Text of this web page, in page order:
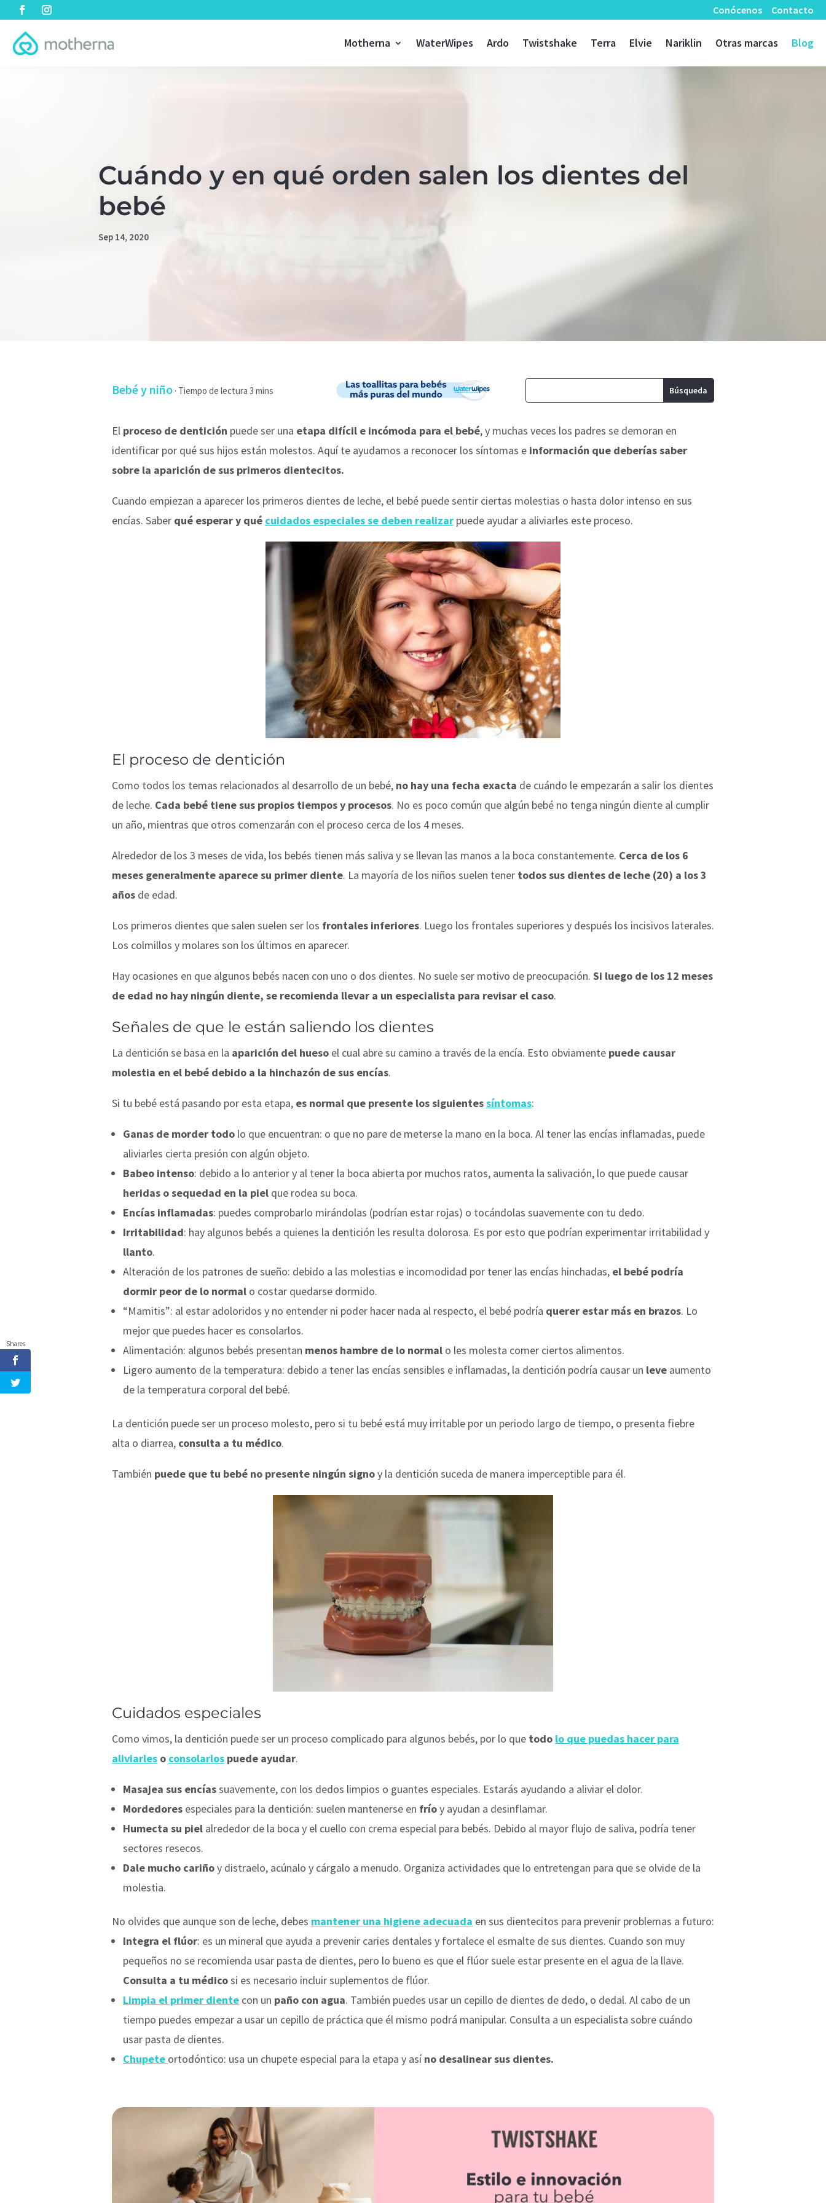
Conócenos Contacto
Motherna WaterWipes Ardo Twistshake Terra Elvie Nariklin Otras marcas Blog
Cuándo y en qué orden salen los dientes del
bebé
Sep 14, 2020
Bebé y niño ·
El proceso de dentición puede ser una etapa difícil e incómoda para el bebé, y muchas veces los padres se demoran en
identificar por qué sus hijos están molestos. Aquí te ayudamos a reconocer los síntomas e información que deberías saber
sobre la aparición de sus primeros dientecitos.
Cuando empiezan a aparecer los primeros dientes de leche, el bebé puede sentir ciertas molestias o hasta dolor intenso en sus
encías. Saber qué esperar y qué cuidados especiales se deben realizar puede ayudar a aliviarles este proceso.
El proceso de dentición
Como todos los temas relacionados al desarrollo de un bebé, no hay una fecha exacta de cuándo le empezarán a salir los dientes
de leche. Cada bebé tiene sus propios tiempos y procesos. No es poco común que algún bebé no tenga ningún diente al cumplir
un año, mientras que otros comenzarán con el proceso cerca de los 4 meses.
Alrededor de los 3 meses de vida, los bebés tienen más saliva y se llevan las manos a la boca constantemente. Cerca de los 6
meses generalmente aparece su primer diente. La mayoría de los niños suelen tener todos sus dientes de leche (20) a los 3
años de edad.
Los primeros dientes que salen suelen ser los frontales inferiores. Luego los frontales superiores y después los incisivos laterales.
Los colmillos y molares son los últimos en aparecer.
Hay ocasiones en que algunos bebés nacen con uno o dos dientes. No suele ser motivo de preocupación. Si luego de los 12 meses
de edad no hay ningún diente, se recomienda llevar a un especialista para revisar el caso.
Señales de que le están saliendo los dientes
La dentición se basa en la aparición del hueso el cual abre su camino a través de la encía. Esto obviamente puede causar
molestia en el bebé debido a la hinchazón de sus encías.
Si tu bebé está pasando por esta etapa, es normal que presente los siguientessíntomas:
Ganas de morder todo lo que encuentran: o que no pare de meterse la mano en la boca. Al tener las encías inflamadas, puede
aliviarles cierta presión con algún objeto.
Babeo intenso: debido a lo anterior y al tener la boca abierta por muchos ratos, aumenta la salivación, lo que puede causar
heridas o sequedad en la piel que rodea su boca.
Encías inflamadas: puedes comprobarlo mirándolas (podrían estar rojas) o tocándolas suavemente con tu dedo.
Irritabilidad: hay algunos bebés a quienes la dentición les resulta dolorosa. Es por esto que podrían experimentar irritabilidad y
llanto.
Alteración de los patrones de sueño: debido a las molestias e incomodidad por tener las encías hinchadas, el bebé podría
dormir peor de lo normal o costar quedarse dormido.
“Mamitis”: al estar adoloridos y no entender ni poder hacer nada al respecto, el bebé podría querer estar más en brazos. Lo
mejor que puedes hacer es consolarlos.
Alimentación: algunos bebés presentan menos hambre de lo normal o les molesta comer ciertos alimentos.
Ligero aumento de la temperatura: debido a tener las encías sensibles e inflamadas, la dentición podría causar un leve aumento
de la temperatura corporal del bebé.
La dentición puede ser un proceso molesto, pero si tu bebé está muy irritable por un periodo largo de tiempo, o presenta fiebre
alta o diarrea, consulta a tu médico.
También puede que tu bebé no presente ningún signoy la dentición suceda de manera imperceptible para él.
Cuidados especiales
Como vimos, la dentición puede ser un proceso complicado para algunos bebés, por lo que todo lo que puedas hacer para
aliviarles o consolarlos puede ayudar.
Masajea sus encíassuavemente, con los dedos limpios o guantes especiales. Estarás ayudando a aliviar el dolor.
Mordedores especiales para la dentición: suelen mantenerse en fríoy ayudan a desinflamar.
Humecta su piel alrededor de la boca y el cuello con crema especial para bebés. Debido al mayor flujo de saliva, podría tener
sectores resecos.
Dale mucho cariñoy distraelo, acúnalo y cárgalo a menudo. Organiza actividades que lo entretengan para que se olvide de la
molestia.
No olvides que aunque son de leche, debes mantener una higiene adecuada en sus dientecitos para prevenir problemas a futuro:
Integra el flúor: es un mineral que ayuda a prevenir caries dentales y fortalece el esmalte de sus dientes. Cuando son muy
pequeños no se recomienda usar pasta de dientes, pero lo bueno es que el flúor suele estar presente en el agua de la llave.
Consulta a tu médicosi es necesario incluir suplementos de flúor.
Limpia el primer diente con un paño con agua. También puedes usar un cepillo de dientes de dedo, o dedal. Al cabo de un
tiempo puedes empezar a usar un cepillo de práctica que él mismo podrá manipular. Consulta a un especialista sobre cuándo
usar pasta de dientes.
Chupete ortodóntico: usa un chupete especial para la etapa y asíno desalinear sus dientes.
Shares